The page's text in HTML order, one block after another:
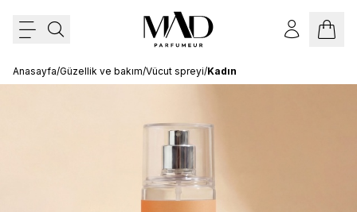
Anasayfa/Güzellik ve bakım/Vücut spreyi/Kadın